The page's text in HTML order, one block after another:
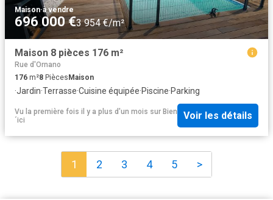
Maison·à vendre
696 000 €3 954 €/m²
Maison 8 pièces 176 m²
Rue d'Ornano
176 m²8 PiècesMaison
·Jardin·Terrasse·Cuisine équipée·Piscine·Parking
Vu la première fois il y a plus d'un mois sur Bien
´ici
Voir les détails
1 2 3 4 5 >